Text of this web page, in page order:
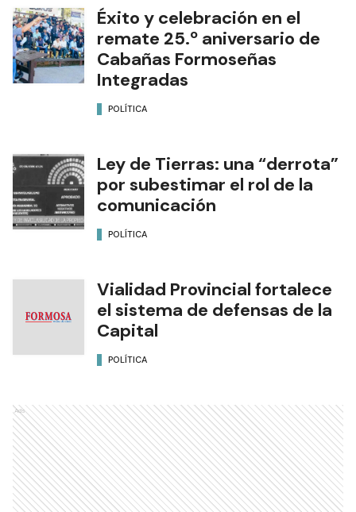
Éxito y celebración en el
remate 25.º aniversario de
Cabañas Formoseñas
Integradas
POLÍTICA
Ley de Tierras: una “derrota”
por subestimar el rol de la
comunicación
POLÍTICA
Vialidad Provincial fortalece
el sistema de defensas de la
Capital
POLÍTICA
Ads